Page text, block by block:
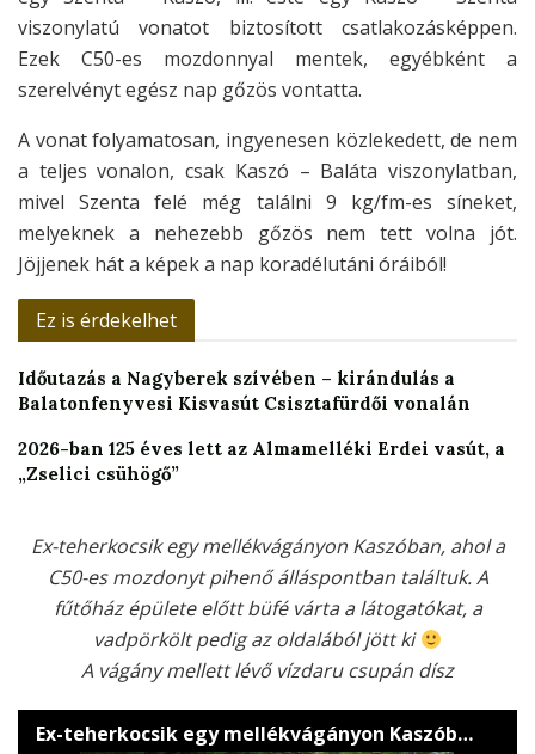
viszonylatú vonatot biztosított csatlakozásképpen.
Ezek C50-es mozdonnyal mentek, egyébként a
szerelvényt egész nap gőzös vontatta.
A vonat folyamatosan, ingyenesen közlekedett, de nem
a teljes vonalon, csak Kaszó – Baláta viszonylatban,
mivel Szenta felé még találni 9 kg/fm-es síneket,
melyeknek a nehezebb gőzös nem tett volna jót.
Jöjjenek hát a képek a nap koradélutáni óráiból!
Ez is érdekelhet
Időutazás a Nagyberek szívében – kirándulás a
Balatonfenyvesi Kisvasút Csisztafürdői vonalán
2026-ban 125 éves lett az Almamelléki Erdei vasút, a
„Zselici csühögő”
Ex-teherkocsik egy mellékvágányon Kaszóban, ahol a
C50-es mozdonyt pihenő álláspontban találtuk. A
fűtőház épülete előtt büfé várta a látogatókat, a
vadpörkölt pedig az oldalából jött ki
A vágány mellett lévő vízdaru csupán dísz
Ex-teherkocsik egy mellékvágányon Kaszóban, ahol a C50-es mozdonyt pihenő álláspontban találtuk. A fűtőház épülete előtt büfé várta a látogatókat, a vadpörkölt pedig az oldalából jött ki